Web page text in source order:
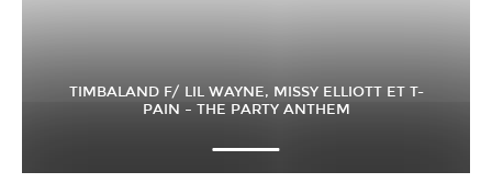
TIMBALAND F/ LIL WAYNE, MISSY ELLIOTT ET T-
PAIN – THE PARTY ANTHEM